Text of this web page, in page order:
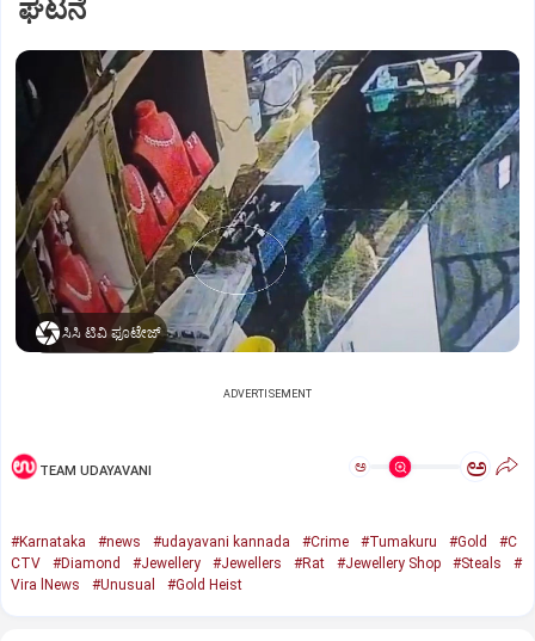
ಘಟನೆ
ಸಿಸಿ ಟಿವಿ ಫೂಟೇಜ್‌
ADVERTISEMENT
TEAM UDAYAVANI ಅ ಅ
#Karnataka #news #udayavani kannada #Crime #Tumakuru #Gold
#C
CTV
#Diamond #Jewellery #Jewellers #Rat #Jewellery Shop #Steals
#
Vira lNews
#Unusual #Gold Heist